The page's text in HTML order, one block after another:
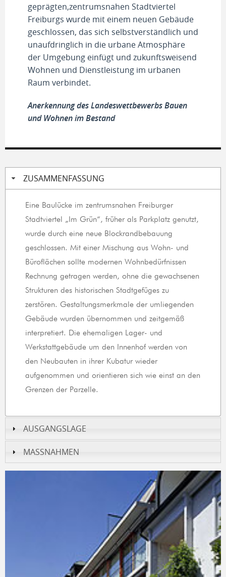
geprägten,zentrumsnahen Stadtviertel
Freiburgs wurde mit einem neuen Gebäude
geschlossen, das sich selbstverständlich und
unaufdringlich in die urbane Atmosphäre
der Umgebung einfügt und zukunftsweisend
Wohnen und Dienstleistung im urbanen
Raum verbindet.
Anerkennung des Landeswettbewerbs Bauen
und Wohnen im Bestand
ZUSAMMENFASSUNG
Eine Baulücke im zentrumsnahen Freiburger
Stadtviertel „Im Grün“, früher als Parkplatz genutzt,
wurde durch eine neue Blockrandbebauung
geschlossen. Mit einer Mischung aus Wohn- und
Büroflächen sollte modernen Wohnbedürfnissen
Rechnung getragen werden, ohne die gewachsenen
Strukturen des historischen Stadtgefüges zu
zerstören. Gestaltungsmerkmale der umliegenden
Gebäude wurden übernommen und zeitgemäß
interpretiert. Die ehemaligen Lager- und
Werkstattgebäude um den Innenhof werden von
den Neubauten in ihrer Kubatur wieder
aufgenommen und orientieren sich wie einst an den
Grenzen der Parzelle.
AUSGANGSLAGE
MASSNAHMEN